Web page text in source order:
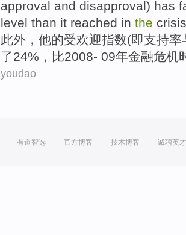
approval and disapproval) has
level than it reached in the crisis
此外 ， 他的受欢迎指数(即支持率
了24%， 比2008- 09年金融危机
youdao
有道智选 官方博客 技术博客 诚聘英才